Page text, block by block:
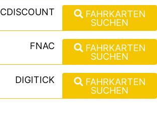
CDISCOUNT
FAHRKARTEN
SUCHEN
FNAC
FAHRKARTEN
SUCHEN
DIGITICK
FAHRKARTEN
SUCHEN